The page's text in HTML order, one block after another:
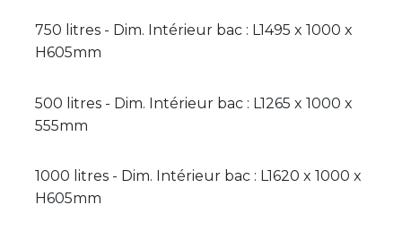
750 litres - Dim. Intérieur bac : L1495 x 1000 x
H605mm
500 litres - Dim. Intérieur bac : L1265 x 1000 x
555mm
1000 litres - Dim. Intérieur bac : L1620 x 1000 x
H605mm